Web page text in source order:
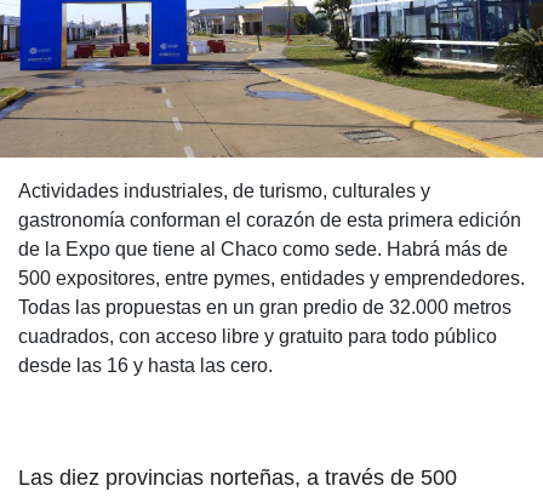
Actividades industriales, de turismo, culturales y
gastronomía conforman el corazón de esta primera edición
de la Expo que tiene al Chaco como sede. Habrá más de
500 expositores, entre pymes, entidades y emprendedores.
Todas las propuestas en un gran predio de 32.000 metros
cuadrados, con acceso libre y gratuito para todo público
desde las 16 y hasta las cero.
Las diez provincias norteñas, a través de 500